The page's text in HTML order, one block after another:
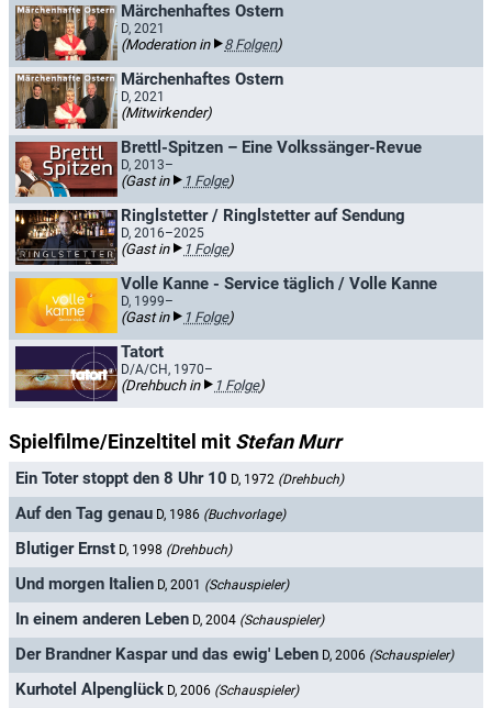
Märchenhaftes Ostern
D, 2021
(Moderation in 8 Folgen)
Märchenhaftes Ostern
D, 2021
(Mitwirkender)
Brettl-Spitzen – Eine Volkssänger-Revue
D, 2013–
(Gast in 1 Folge)
Ringlstetter / Ringlstetter auf Sendung
D, 2016–2025
(Gast in 1 Folge)
Volle Kanne - Service täglich / Volle Kanne
D, 1999–
(Gast in 1 Folge)
Tatort
D/A/CH, 1970–
(Drehbuch in 1 Folge)
Spielfilme/Einzeltitel mit Stefan Murr
Ein Toter stoppt den 8 Uhr 10 D, 1972 (Drehbuch)
Auf den Tag genau D, 1986 (Buchvorlage)
Blutiger Ernst D, 1998 (Drehbuch)
Und morgen Italien D, 2001 (Schauspieler)
In einem anderen Leben D, 2004 (Schauspieler)
Der Brandner Kaspar und das ewig' Leben D, 2006 (Schauspieler)
Kurhotel Alpenglück D, 2006 (Schauspieler)